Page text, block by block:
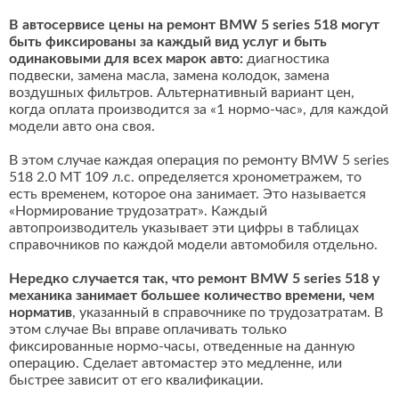
В автосервисе цены на ремонт BMW 5 series 518 могут
быть фиксированы за каждый вид услуг и быть
одинаковыми для всех марок авто: диагностика
подвески, замена масла, замена колодок, замена
воздушных фильтров. Альтернативный вариант цен,
когда оплата производится за «1 нормо-час», для каждой
модели авто она своя.
В этом случае каждая операция по ремонту BMW 5 series
518 2.0 MT 109 л.с. определяется хронометражем, то
есть временем, которое она занимает. Это называется
«Нормирование трудозатрат». Каждый
автопроизводитель указывает эти цифры в таблицах
справочников по каждой модели автомобиля отдельно.
Нередко случается так, что ремонт BMW 5 series 518 у
механика занимает большее количество времени, чем
норматив, указанный в справочнике по трудозатратам. В
этом случае Вы вправе оплачивать только
фиксированные нормо-часы, отведенные на данную
операцию. Сделает автомастер это медленне, или
быстрее зависит от его квалификации.